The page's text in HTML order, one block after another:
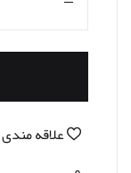
علاقه مندی